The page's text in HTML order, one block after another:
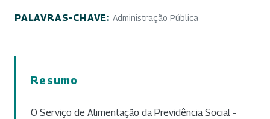
PALAVRAS-CHAVE: Administração Pública
Resumo
O Serviço de Alimentação da Previdência Social -